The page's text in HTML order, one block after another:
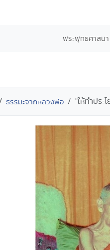
พระพุทธศาสนา
ธรรมะจากหลวงพ่อ "ให้ทำประ